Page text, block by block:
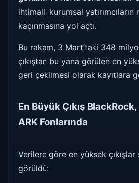
ihtimali, kurumsal yatırımcıların
kaçınmasına yol açtı.
Bu rakam, 3 Mart’taki 348
çıkıştan bu yana görülen en
geri çekilmesi olarak kayıtlara
En Büyük Çıkış
ARK Fonlarında
Verilere göre en yüksek çıkışlar
görüldü: